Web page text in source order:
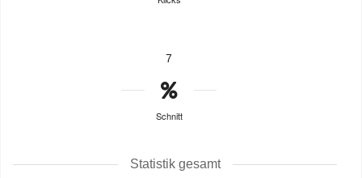
7
Schnitt
Statistik gesamt